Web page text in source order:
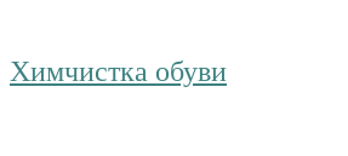
Химчистка обуви